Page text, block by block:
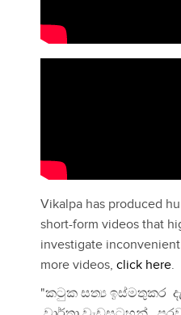
Vikalpa has produced
short-form videos that
investigate
more videos, click here.
"කටුක සත්‍ය ඉස්මතුකර